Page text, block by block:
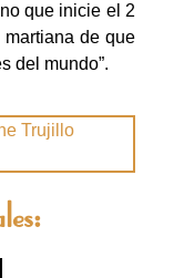
que inicie el 2
de que
del mundo”.
Trujillo